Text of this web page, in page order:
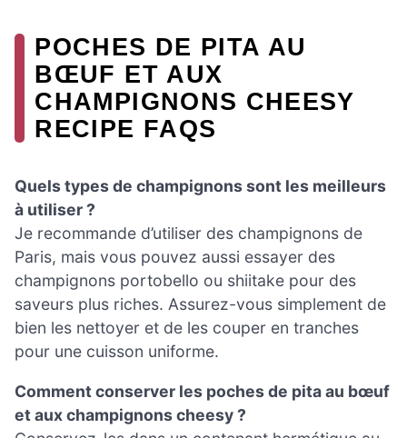
POCHES DE PITA AU
BŒUF ET AUX
CHAMPIGNONS CHEESY
RECIPE FAQS
Quels types de champignons sont les meilleurs
à utiliser ?
Je recommande d’utiliser des champignons de
Paris, mais vous pouvez aussi essayer des
champignons portobello ou shiitake pour des
saveurs plus riches. Assurez-vous simplement de
bien les nettoyer et de les couper en tranches
pour une cuisson uniforme.
Comment conserver les poches de pita au bœuf
et aux champignons cheesy ?